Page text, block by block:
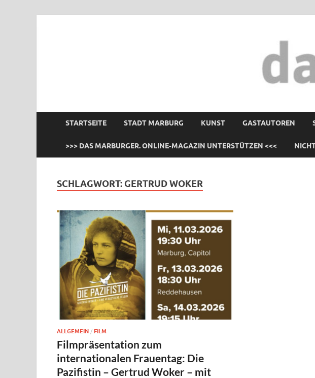
STARTSEITE STADT MARBURG KUNST GASTAUTOREN
>>> DAS MARBURGER. ONLINE-MAGAZIN UNTERSTÜTZEN <<<
SCHLAGWORT: GERTRUD WOKER
ALLGEMEIN / FILM
Filmpräsentation zum
internationalen Frauentag: Die
Pazifistin – Gertrud Woker – mit